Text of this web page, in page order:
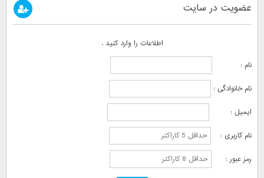
عضویت در سایت
اطلاعات را وارد کنید .
نام :
نام خانوادگی :
ایمیل :
نام کاربری :
رمز عبور :